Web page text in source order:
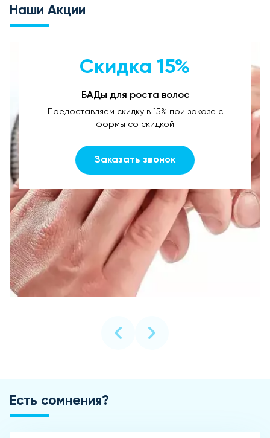
Наши Акции
Скидка 15%
БАДы для роста волос
Предоставляем скидку в 15% при заказе с
формы со скидкой
Заказать звонок
Есть сомнения?